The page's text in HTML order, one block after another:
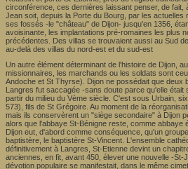
circonférence, ces dernières laissant penser, de fait,
Jean soit, depuis la Porte du Bourg, par les
ses fossés -le "château" de Dijon- jusqu'en 1356,
avoisinante, les implantations pré-romaines les plus
précédentes. Des villas se trouvaient aussi au Sud
au-delà des villas du nord-est et du sud-est
Un autre élément déterminant de l'histoire de Dijon,
missionnaires, les marchands ou les soldats sont
Andoche et St Thyrse). Dijon ne possédait que deux
Langres fut saccagée -sans doute parce qu'elle
partir du milieu du Vème siècle. C'est sous Urbain,
573), fils de St Grégoire. Au moment de la
mais ils conservèrent un "siège secondaire" à Dijon
alors que l'abbaye St-Bénigne reste, comme
Dijon eut, d'abord comme conséquence, qu'un
baptistère, le baptistère St-Vincent. L'ensemble
définitivement à Langres, St-Etienne devint un
anciennes, en fit, avant 450, élever une nouvelle -
dévotion populaire se manifestait, dans le même